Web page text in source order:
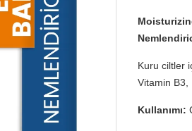
Kuru ciltler
Vitamin B3,
Kullanımı: